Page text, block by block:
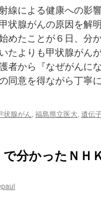
線による健康への影
状腺がんの原因を解
めたことが６日、
たよりも甲状腺がん
者から『なぜがんに
同意を得ながら丁寧
状腺がん, 福島県立医大, 遺伝
分かったＮＨ